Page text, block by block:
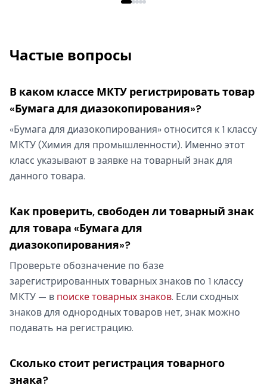
Частые вопросы
В каком классе МКТУ регистрировать товар
«Бумага для диазокопирования»?
«Бумага для диазокопирования» относится к 1 классу
МКТУ (Химия для промышленности). Именно этот
класс указывают в заявке на товарный знак для
данного товара.
Как проверить, свободен ли товарный знак
для товара «Бумага для
диазокопирования»?
Проверьте обозначение по базе
зарегистрированных товарных знаков по 1 классу
МКТУ — в поиске товарных знаков. Если сходных
знаков для однородных товаров нет, знак можно
подавать на регистрацию.
Сколько стоит регистрация товарного
знака?